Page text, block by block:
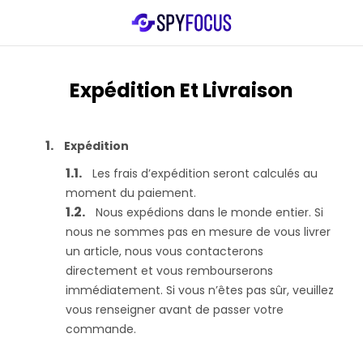
Expédition Et Livraison
Expédition
Les frais d’expédition seront calculés au
moment du paiement.
Nous expédions dans le monde entier. Si
nous ne sommes pas en mesure de vous livrer
un article, nous vous contacterons
directement et vous rembourserons
immédiatement. Si vous n’êtes pas sûr, veuillez
vous renseigner avant de passer votre
commande.